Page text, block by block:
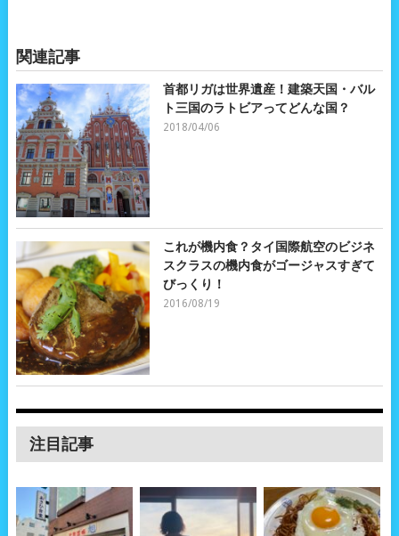
関連記事
首都リガは世界遺産！建築天国・バル
ト三国のラトビアってどんな国？
2018/04/06
これが機内食？タイ国際航空のビジネ
スクラスの機内食がゴージャスすぎて
びっくり！
2016/08/19
注目記事